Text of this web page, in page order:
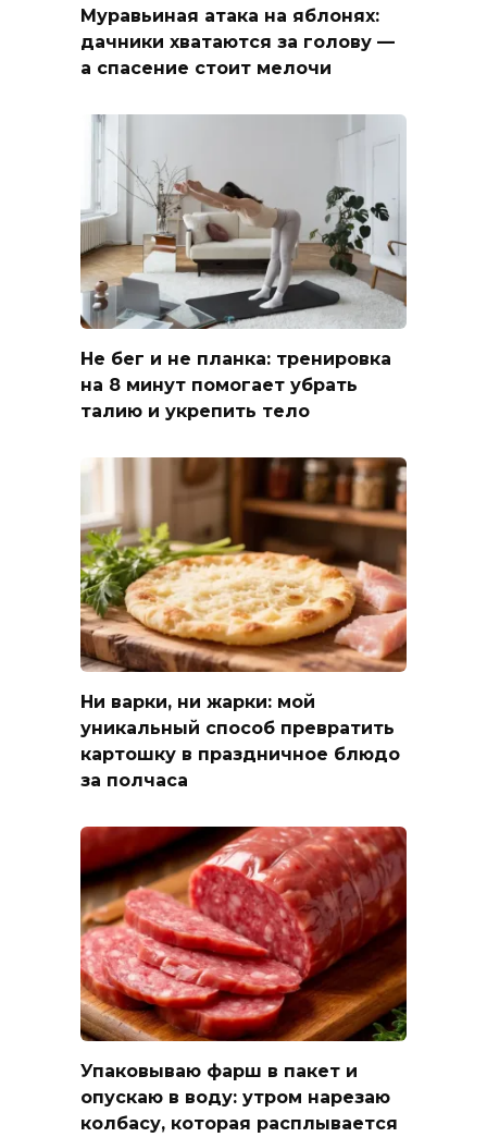
Муравьиная атака на яблонях:
дачники хватаются за голову —
а спасение стоит мелочи
Не бег и не планка: тренировка
на 8 минут помогает убрать
талию и укрепить тело
Ни варки, ни жарки: мой
уникальный способ превратить
картошку в праздничное блюдо
за полчаса
Упаковываю фарш в пакет и
опускаю в воду: утром нарезаю
колбасу, которая расплывается